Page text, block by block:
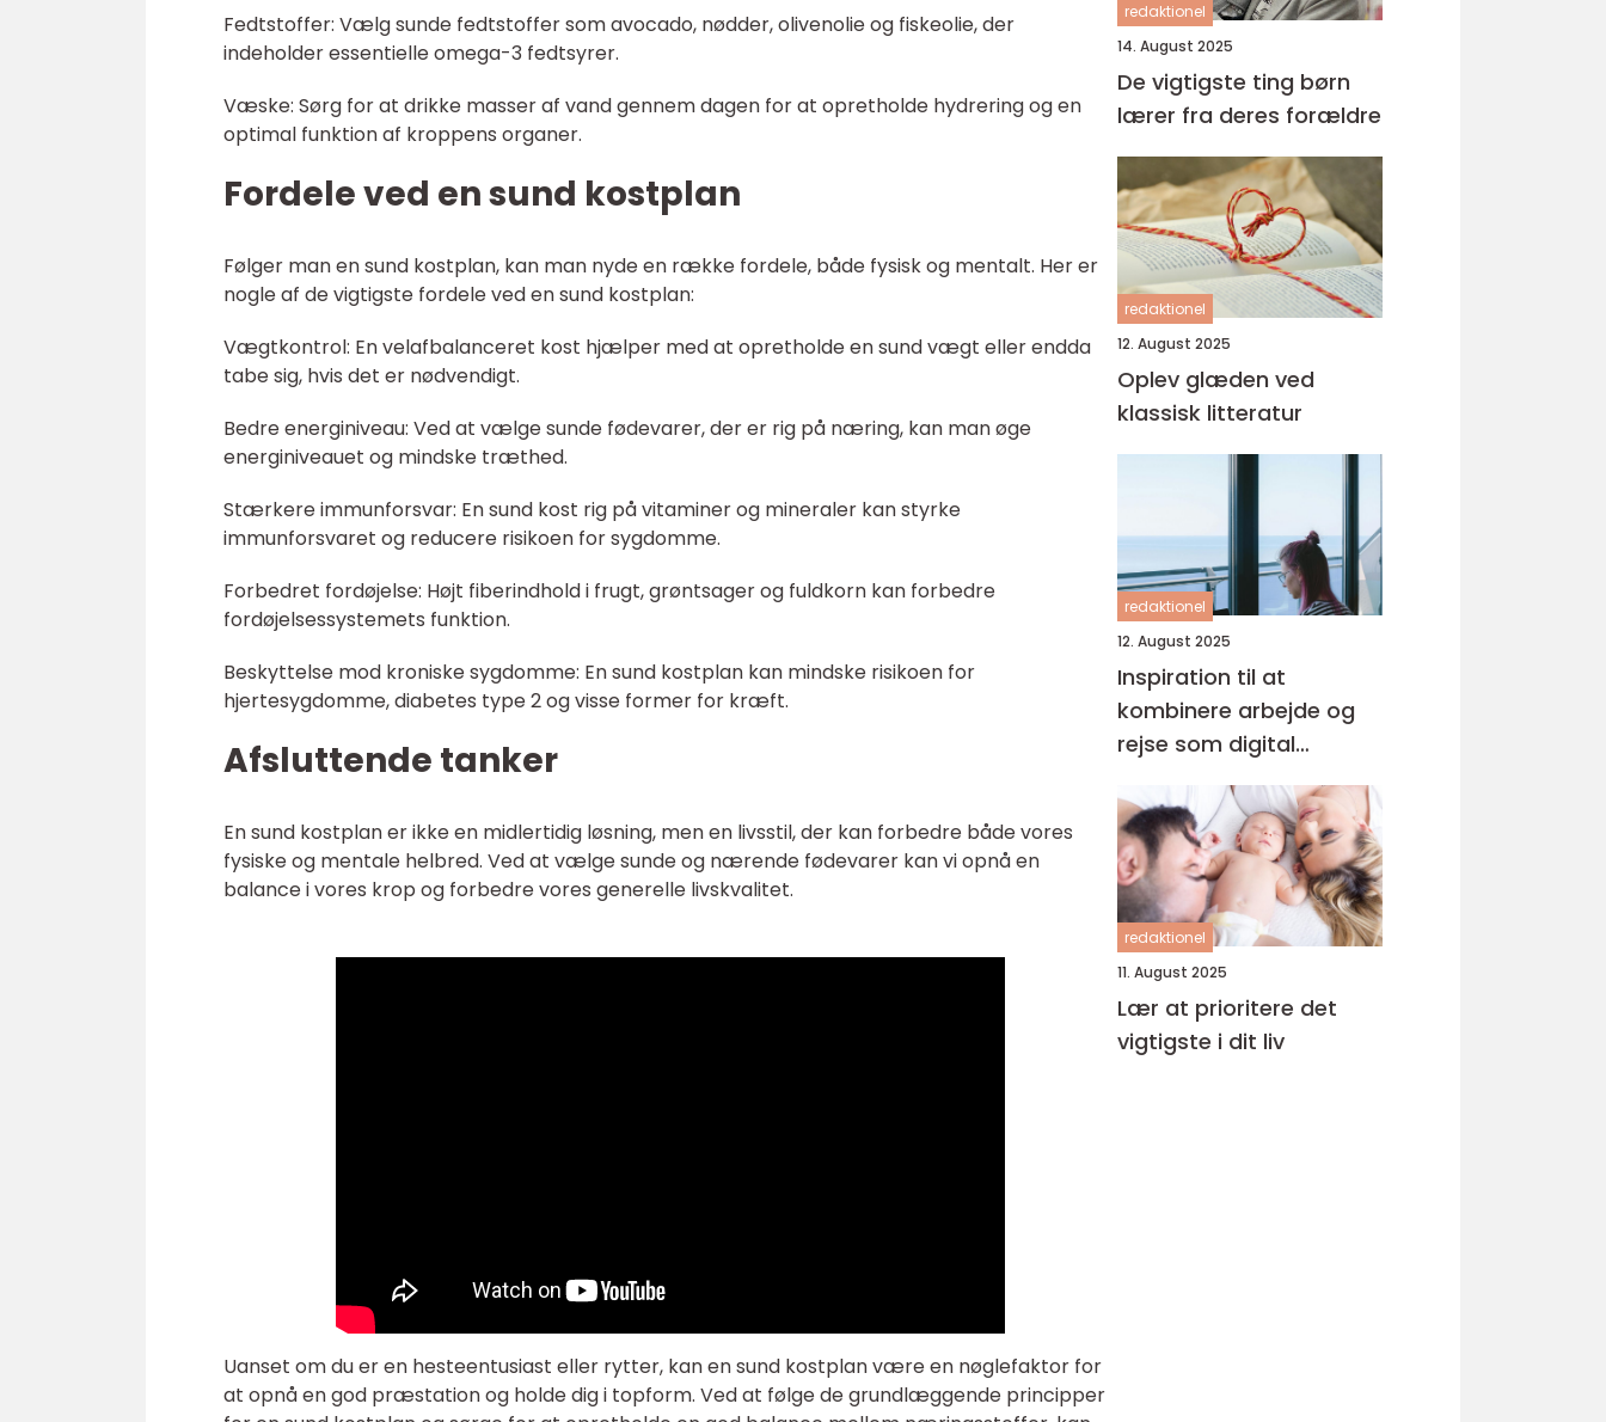
Fedtstoffer: Vælg sunde fedtstoffer som avocado, nødder, olivenolie og fiskeolie, der
indeholder essentielle omega-3 fedtsyrer.
Væske: Sørg for at drikke masser af vand gennem dagen for at opretholde hydrering og en
optimal funktion af kroppens organer.
Fordele ved en sund kostplan
Følger man en sund kostplan, kan man nyde en række fordele, både fysisk og mentalt. Her er
nogle af de vigtigste fordele ved en sund kostplan:
Vægtkontrol: En velafbalanceret kost hjælper med at opretholde en sund vægt eller endda
tabe sig, hvis det er nødvendigt.
Bedre energiniveau: Ved at vælge sunde fødevarer, der er rig på næring, kan man øge
energiniveauet og mindske træthed.
Stærkere immunforsvar: En sund kost rig på vitaminer og mineraler kan styrke
immunforsvaret og reducere risikoen for sygdomme.
Forbedret fordøjelse: Højt fiberindhold i frugt, grøntsager og fuldkorn kan forbedre
fordøjelsessystemets funktion.
Beskyttelse mod kroniske sygdomme: En sund kostplan kan mindske risikoen for
hjertesygdomme, diabetes type 2 og visse former for kræft.
Afsluttende tanker
En sund kostplan er ikke en midlertidig løsning, men en livsstil, der kan forbedre både vores
fysiske og mentale helbred. Ved at vælge sunde og nærende fødevarer kan vi opnå en
balance i vores krop og forbedre vores generelle livskvalitet.
Uanset om du er en hesteentusiast eller rytter, kan en sund kostplan være en nøglefaktor for
at opnå en god præstation og holde dig i topform. Ved at følge de grundlæggende principper
redaktionel
14. August 2025
De vigtigste ting børn
lærer fra deres forældre
redaktionel
12. August 2025
Oplev glæden ved
klassisk litteratur
redaktionel
12. August 2025
Inspiration til at
kombinere arbejde og
rejse som digital
redaktionel
11. August 2025
Lær at prioritere det
vigtigste i dit liv